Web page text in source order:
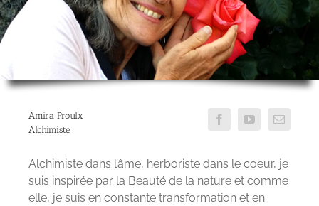
Amira Proulx
Alchimiste
Alchimiste dans l’âme, herboriste dans le coeur, je
suis inspirée par la Beauté de la nature et comme
elle, je suis en constante transformation et en